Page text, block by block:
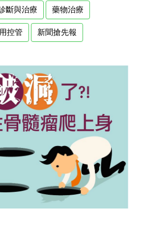
斷與治療 藥物治療
控管 新聞搶先報